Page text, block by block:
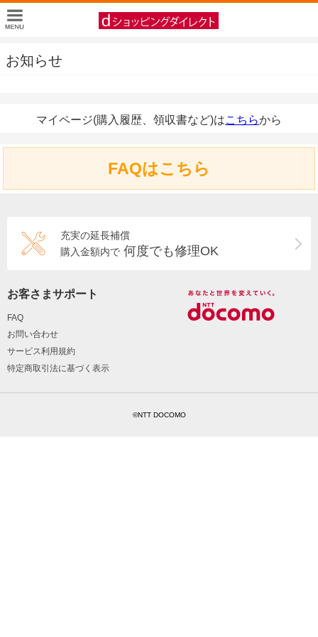
お知らせ
マイページ(購入履歴、領収書など)はこちらから
FAQはこちら
充実の延長補償
購入金額内で 何度でも修理OK
お客さまサポート
FAQ
お問い合わせ
サービス利用規約
特定商取引法に基づく表示
©NTT DOCOMO